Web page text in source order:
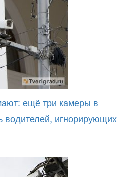
ещё три камеры в
водителей, игнорирующих